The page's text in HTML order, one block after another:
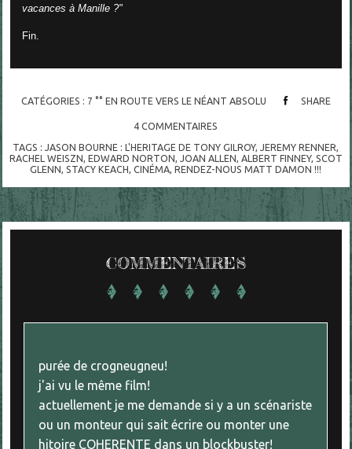
vacances à Manille ?"
Fin.
CATÉGORIES : 7 °° EN ROUTE VERS LE NÉANT ABSOLU SHARE
4 COMMENTAIRES
TAGS : JASON BOURNE : L'HERITAGE DE TONY GILROY, JEREMY RENNER
RACHEL WEISZN EDWARD NORTON JOAN ALLEN ALBERT FINNEY, SCOT
GLENN ,STACY KEACH ,CINÉMA ,RENDEZ-NOUS MATT DAMON !!!
COMMENTAIRES
purée de crogneugneu!
j'ai vu le même film!
actuellement je me demande si y a un scénariste
ou un monteur qui sait écrire ou monter une
hitoire COHERENTE dans un blockbuster!